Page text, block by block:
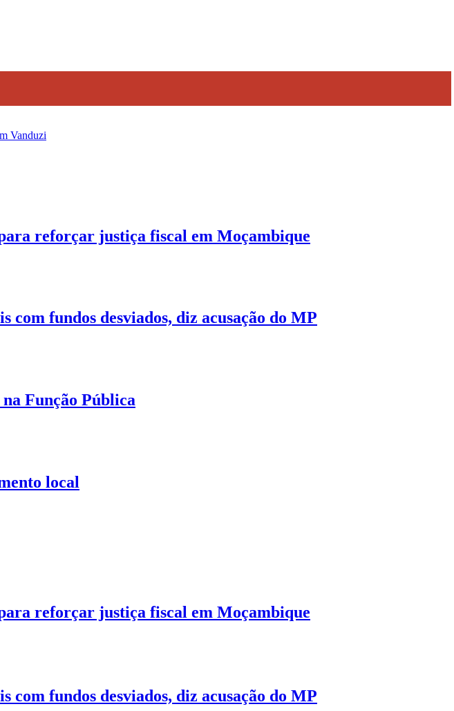
Vanduzi
reforçar justiça fiscal em Moçambique
fundos desviados, diz acusação do MP
Função Pública
local
reforçar justiça fiscal em Moçambique
fundos desviados, diz acusação do MP